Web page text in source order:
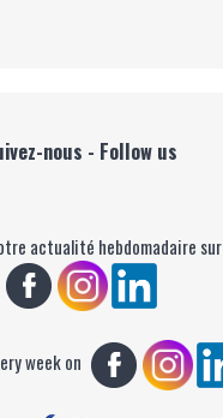
nous - Follow us
actualité hebdomadaire sur
week on